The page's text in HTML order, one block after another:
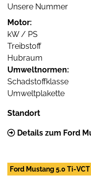
Unsere Nummer
Motor:
kW / PS
Treibstoff
Hubraum
Umweltnormen:
Schadstoffklasse
Umweltplakette
Standort
Details zum Ford
Ford Mustang 5.0 Ti-